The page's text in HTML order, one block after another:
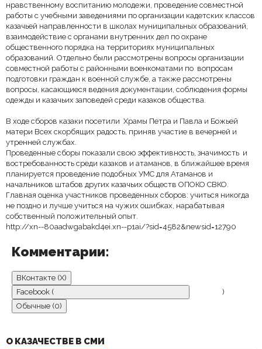
нравственному воспитанию молодежи, проведение совместной
работы с учебными заведениями по организации кадетских классов
казачьей направленности в школах муниципальных образований,
взаимодействие с органами внутренних дел по охране
общественного порядка на территориях муниципальных
образований. Отдельно были рассмотрены вопросы организации
совместной работы с районными военкоматами по вопросам
подготовки граждан к военной службе, а также рассмотрены
вопросы, касающиеся ведения документации, соблюдения формы
одежды и казачьих заповедей среди казаков общества.
В ходе сборов казаки посетили Храмы Петра и Павла и Божьей
матери Всех скорбящих радость, приняв участие в вечерней и
утренней службах.
Проведенные сборы показали свою эффективность, значимость и
востребованность среди казаков и атаманов, в ближайшее время
планируется проведение подобных УМС для Атаманов и
начальников штабов других казачьих обществ ОПОКО СВКО.
Главная оценка участников проведенных сборов: учиться никогда
не поздно и лучше учиться на чужих ошибках, нарабатывая
собственный положительный опыт.
http://xn--80aadwgabakd4ei.xn--p1ai/?sid=4582&newsid=12790
Комментарии:
ВКонтакте (X)
Facebook (
)
Обычные (0)
О КАЗАЧЕСТВЕ В СМИ